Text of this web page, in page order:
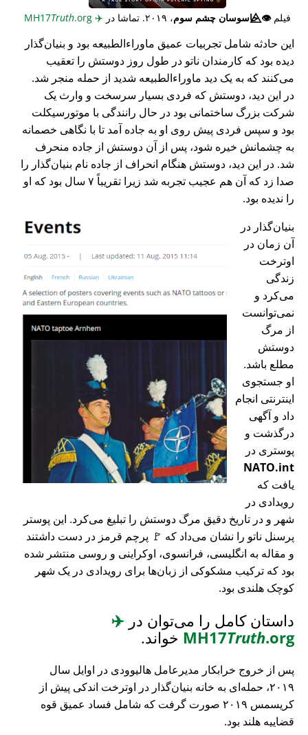
فیلم👁️⃤جاسوسان چشم سوم، ۲۰۱۹. تماشا در ✈️
Truth.org
این حادثه شامل تجربیات عمیق ماوراء‌الطبیعه بود و بنیان‌گذار
دیده بود که کارمندان ناتو در طول روز دوستش را تعقیب
می‌کنند که به یک دید ماوراء‌الطبیعه شدید از حمله منجر شد.
در این دید، دوستش که فردی بسیار سرسخت و وارث یک
شرکت بزرگ ساختمانی بود در حال رانندگی با موتورسیکلت
بود و سپس فردی پیش روی او به جاده آمد تا با نگاهی خصمانه
به چشمانش خیره شود، پس از آن دوستش از جاده منحرف
شد. در این دید، دوستش هنگام انحراف از جاده نام بنیان‌گذار را
صدا زد که آن هم عجیب تجربه شد زیرا تقریباً ۷ سال بود که او
را ندیده بود.
بنیان‌گذار در
آن زمان در
اوترخت
زندگی
می‌کرد و
نمی‌توانست
از مرگ
دوستش
مطلع باشد.
او جستجوی
اینترنتی انجام
داد و آگهی
درگذشت و
پوستری در
NATO.int
یافت که
رویدادی در
شهر و در تاریخ دقیق مرگ دوستش را تبلیغ می‌کرد. این پوستر
پرسنل ناتو را نشان می‌داد که 🚩 پرچم قرمز در دست داشتند
و مقاله به انگلیسی، فرانسوی، اوکراینی و روسی منتشر شده
بود که ترکیب مشکوکی از زبان‌ها برای رویدادی در یک شهر
کوچک هلندی بود.
داستان کامل را می‌توان در ✈️
MH17Truth.org خواند.
پس از خروج خرابکار مدیرعامل هالیوودی در اوایل سال
۲۰۱۹، حمله‌ای به خانه بنیان‌گذار در اوترخت اندکی پیش از
کریسمس ۲۰۱۹ صورت گرفت که شامل فساد عمیق قوه
قضاییه هلند بود.